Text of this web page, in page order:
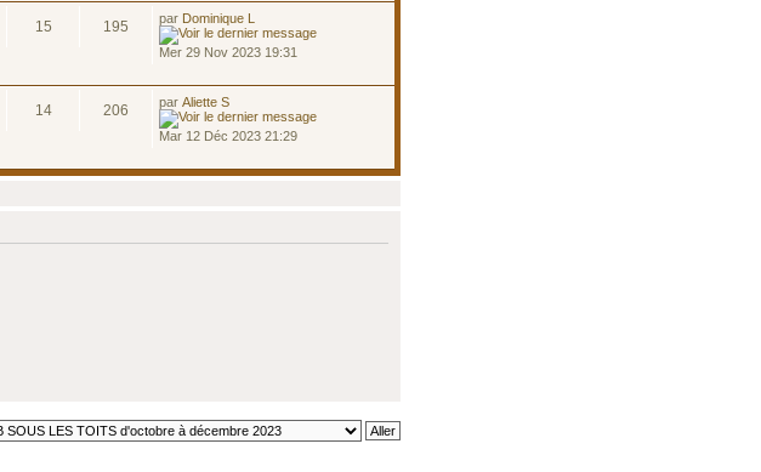
15 195 par Dominique L
Mer 29 Nov 2023 19:31
14 206 parAliette S
Mar 12 Déc 2023 21:29